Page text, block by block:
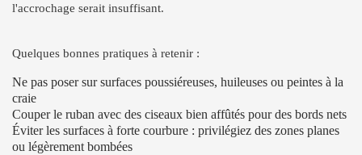
l'accrochage serait insuffisant.
Quelques bonnes pratiques à retenir :
Ne pas poser sur surfaces poussiéreuses, huileuses ou peintes à la
craie
Couper le ruban avec des ciseaux bien affûtés pour des bords nets
Éviter les surfaces à forte courbure : privilégiez des zones planes
ou légèrement bombées